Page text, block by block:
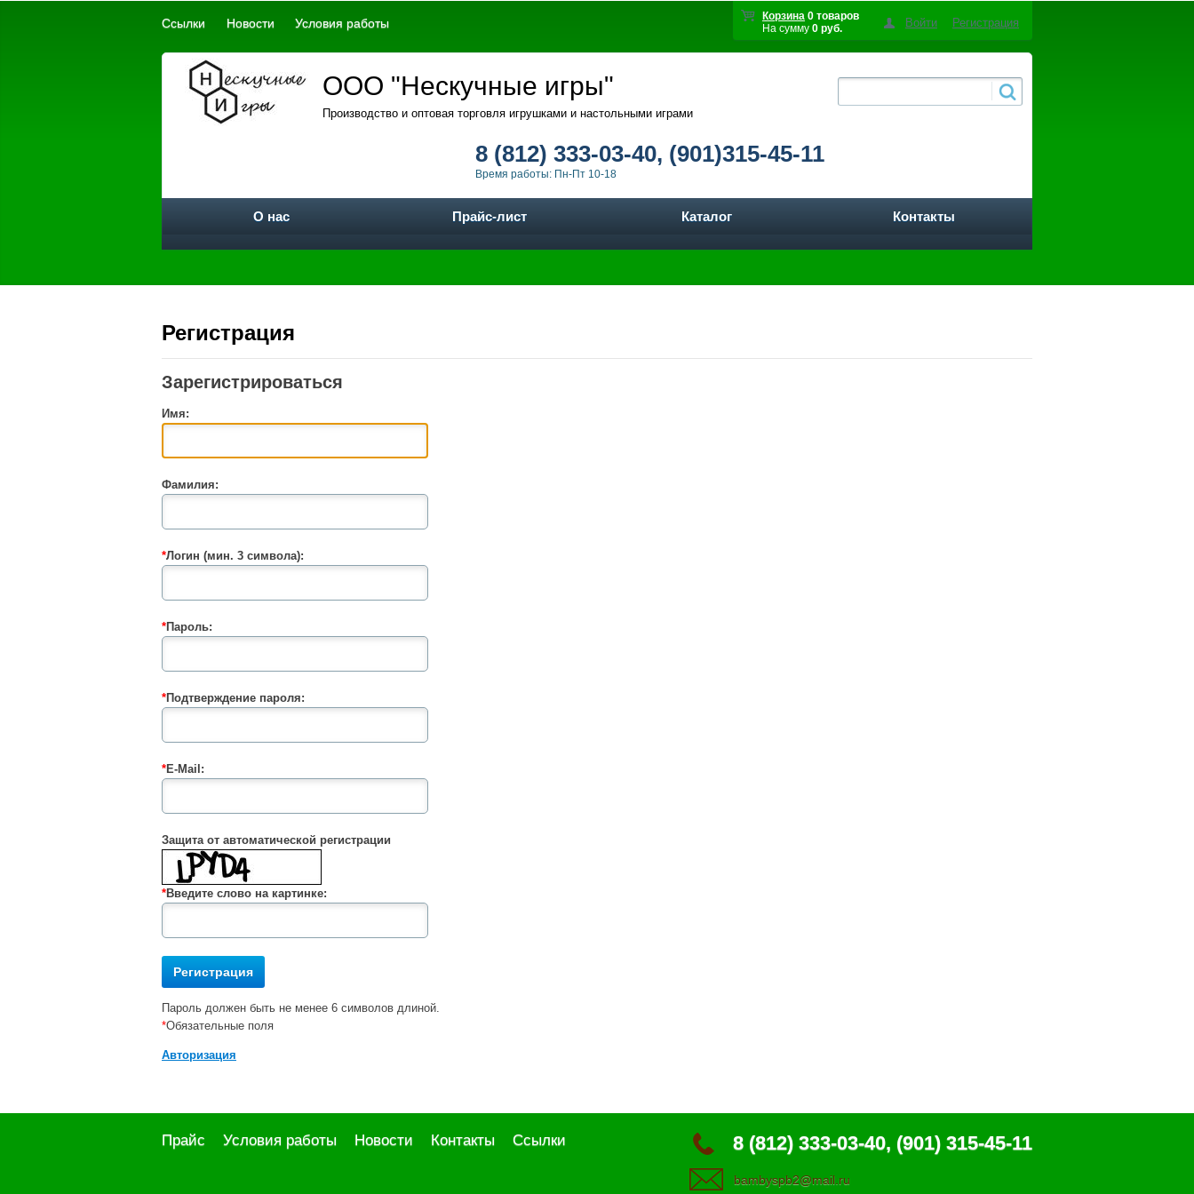
Корзина 0 товаров
На сумму 0 руб. Войти Регистрация
Ссылки Новости Условия работы
ООО "Нескучные игры"
Производство и оптовая торговля игрушками и настольными играми
8 (812) 333-03-40, (901)315-45-11
Время работы: Пн-Пт 10-18
О нас Прайс-лист Каталог Контакты
Регистрация
Зарегистрироваться
Имя:
Фамилия:
*Логин (мин. 3 символа):
*Пароль:
*Подтверждение пароля:
*E-Mail:
Защита от автоматической регистрации
*Введите слово на картинке:
Пароль должен быть не менее 6 символов длиной.
*Обязательные поля
Авторизация
8 (812) 333-03-40, (901) 315-45-11
bambyspb2@mail.ru
Прайс Условия работы Новости Контакты Ссылки